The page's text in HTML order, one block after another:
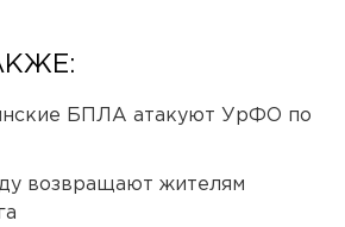
БПЛА атакуют УрФО по
возвращают жителям